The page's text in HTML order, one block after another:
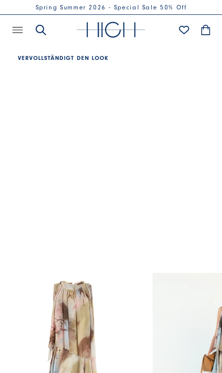
Spring Summer 2026 - Special Sale 50% Off
VERVOLLSTÄNDIGT DEN LOOK